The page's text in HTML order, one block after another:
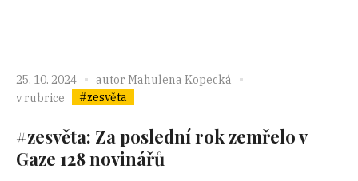
25. 10. 2024 autor Mahulena Kopecká
v rubrice
#zesvěta
#zesvěta: Za poslední rok zemřelo v
Gaze 128 novinářů